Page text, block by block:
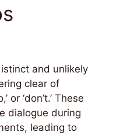
and unlikely
clear of
or ‘don’t.’ These
dialogue during
leading to